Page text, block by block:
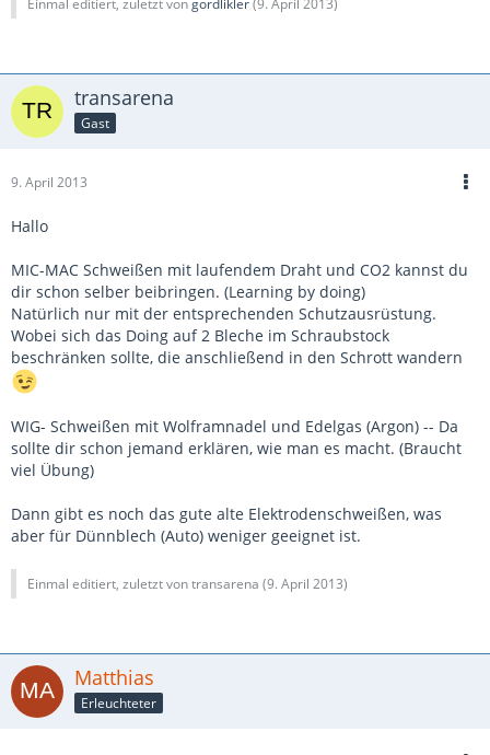
Einmal editiert, zuletzt vongordlikler(9. April 2013)
transarena
Gast
9. April 2013
Hallo
MIC-MAC Schweißen mit laufendem Draht und CO2 kannst du
dir schon selber beibringen. (Learning by doing)
Natürlich nur mit der entsprechenden Schutzausrüstung.
Wobei sich das Doing auf 2 Bleche im Schraubstock
beschränken sollte, die anschließend in den Schrott wandern
WIG- Schweißen mit Wolframnadel und Edelgas (Argon) -- Da
sollte dir schon jemand erklären, wie man es macht. (Braucht
viel Übung)
Dann gibt es noch das gute alte Elektrodenschweißen, was
aber für Dünnblech (Auto) weniger geeignet ist.
Einmal editiert, zuletzt von transarena (9. April 2013)
Matthias
Erleuchteter